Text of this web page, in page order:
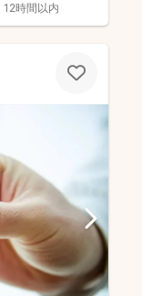
12時間以内